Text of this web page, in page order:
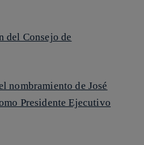
del Consejo de
nombramiento de José
Presidente Ejecutivo